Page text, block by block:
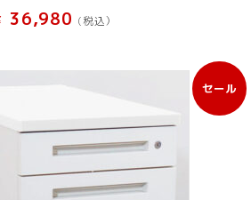
36,980 (税込）
セール
販
売